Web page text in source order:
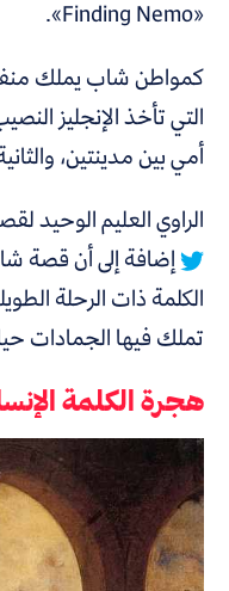
«Finding Nemo».
كمواطن شاب يملك
التي تأخذ الإنجليز
أمي بين مدينتين،
الراوي العليم الوحيد
إضافة إلى أن قصة
الكلمة ذات الرحلة
تملك فيها الجمادات
هجرة الكلمة